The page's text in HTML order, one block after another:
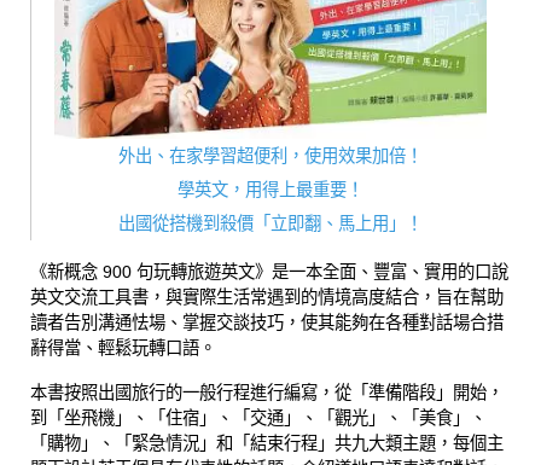
外出、在家學習超便利，使用效果加倍！
學英文，用得上最重要！
出國從搭機到殺價「立即翻、馬上用」！
《新概念 900 句玩轉旅遊英文》是一本全面、豐富、實用的口說
英文交流工具書，與實際生活常遇到的情境高度結合，旨在幫助
讀者告別溝通怯場、掌握交談技巧，使其能夠在各種對話場合措
辭得當、輕鬆玩轉口語。
本書按照出國旅行的一般行程進行編寫，從「準備階段」開始，
到「坐飛機」、「住宿」、「交通」、「觀光」、「美食」、
「購物」、「緊急情況」和「結束行程」共九大類主題，每個主